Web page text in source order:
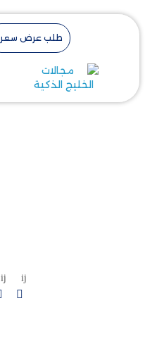
طلب عرض سعر